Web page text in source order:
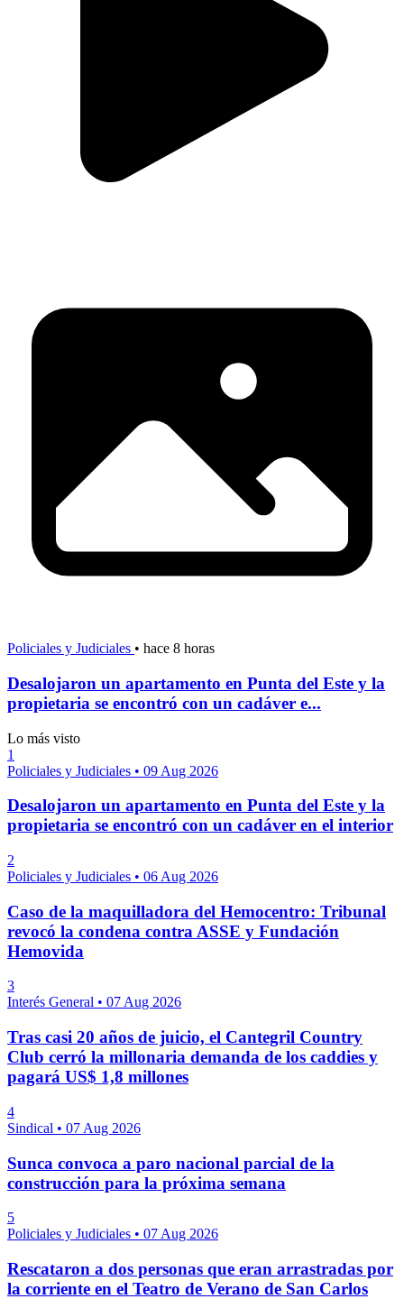
Policiales y Judiciales • hace 8 horas
Desalojaron un apartamento en Punta del Este y la
propietaria se encontró con un cadáver e...
Lo más visto
1
Policiales y Judiciales • 09 Aug 2026
Desalojaron un apartamento en Punta del Este y la
propietaria se encontró con un cadáver en el interior
2
Policiales y Judiciales • 06 Aug 2026
Caso de la maquilladora del Hemocentro: Tribunal
revocó la condena contra ASSE y Fundación
Hemovida
3
Interés General • 07 Aug 2026
Tras casi 20 años de juicio, el Cantegril Country
Club cerró la millonaria demanda de los caddies y
pagará US$ 1,8 millones
4
Sindical • 07 Aug 2026
Sunca convoca a paro nacional parcial de la
construcción para la próxima semana
5
Policiales y Judiciales • 07 Aug 2026
Rescataron a dos personas que eran arrastradas por
la corriente en el Teatro de Verano de San Carlos